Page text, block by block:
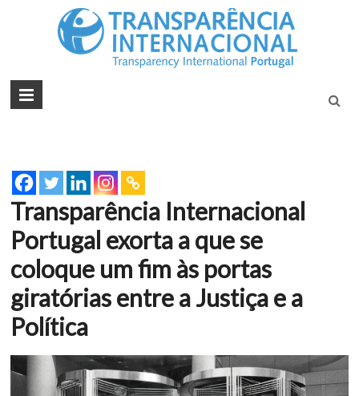
Transparência Internacional
Portugal exorta a que se
coloque um fim às portas
giratórias entre a Justiça e a
Política